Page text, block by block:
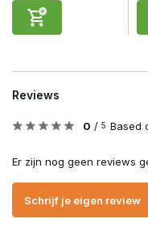
Reviews
0 / 5 Based
Er zijn nog geen reviews
Schrijf je eigen review